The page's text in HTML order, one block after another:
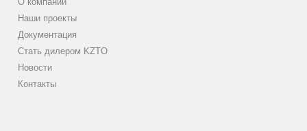
Наши проекты
Документация
Стать дилером KZTO
Новости
Контакты